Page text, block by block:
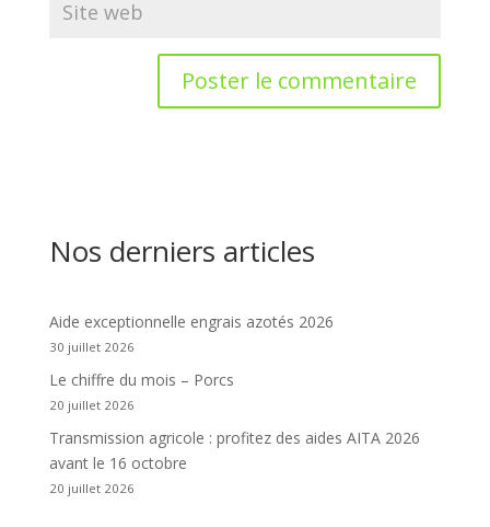
Nos derniers articles
Aide exceptionnelle engrais azotés 2026
30 juillet 2026
Le chiffre du mois – Porcs
20 juillet 2026
Transmission agricole : profitez des aides AITA 2026
avant le 16 octobre
20 juillet 2026